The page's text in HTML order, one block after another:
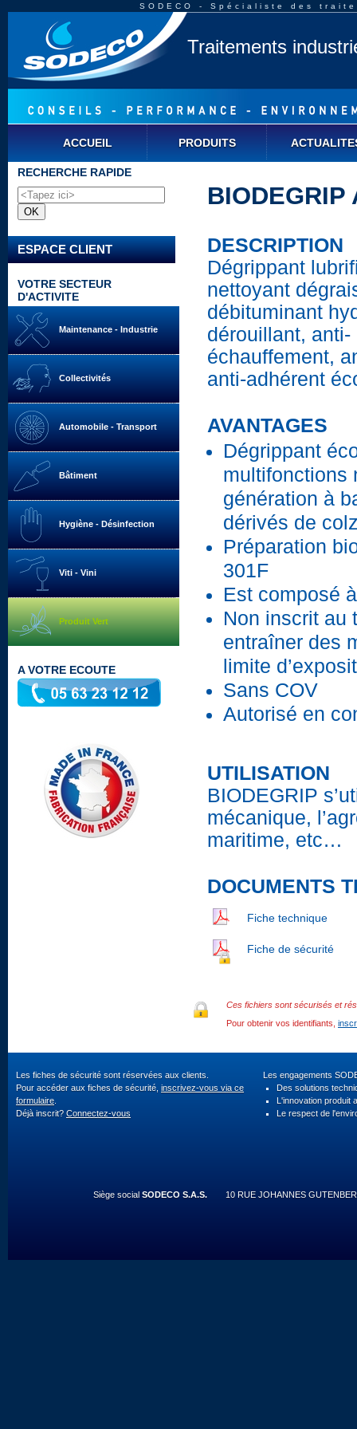
SODECO - Spécialiste des
Traitements
ACCUEIL PRODUITS
RECHERCHE RAPIDE
ESPACE CLIENT
VOTRE SECTEUR
D'ACTIVITE
Maintenance - Industrie
Collectivités
Automobile - Transport
Bâtiment
Hygiène - Désinfection
Viti - Vini
Produit Vert
A VOTRE ECOUTE
DESCRIPTION
Dégrippant
nettoyant
débituminant
dérouillant, anti-
échauffement,
anti-adhérent
AVANTAGES
Dégrippant
multifonctions
génération à
dérivés de
Préparation
301F
Est composé
Non inscrit au
entraîner des
limite
Sans COV
Autorisé en
UTILISATION
BIODEGRIP
mécanique,
maritime, etc…
DOCUMENTS
Fiche technique
Fiche de sécurité
Ces fichiers sont sécurisés et
Pour obtenir vos identifiants,
Les fiches de sécurité sont réservées aux clients.
Pour accéder aux fiches de sécurité, inscrivez-vous via ce
formulaire
Déjà inscrit? Connectez-vous
Les engagements
Des solutions
L'innovation produit
Le respect de
Siège social SODECO S.A.S. 10 RUE JOHANNES